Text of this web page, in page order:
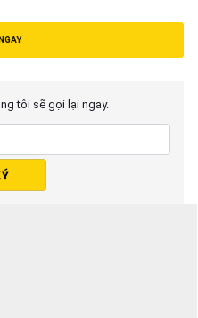
tôi sẽ gọi lại ngay.